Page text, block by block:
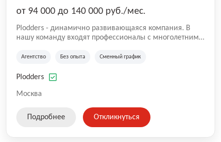
от 94 000 до 140 000 руб./мес.
Plodders - динамично развивающаяся компания. В
нашу команду входят профессионалы с многолетним
на рынке аутсорсинга, а накопленный опыт позволяют
оказываемых услуг.
Агентство Без опыта Сменный график
Plodders
Москва
Подробнее Откликнуться